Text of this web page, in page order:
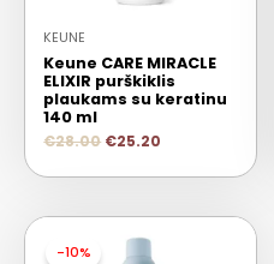
KEUNE
Keune CARE MIRACLE
ELIXIR purškiklis
plaukams su keratinu
140 ml
€28.00 €25.20
-10%